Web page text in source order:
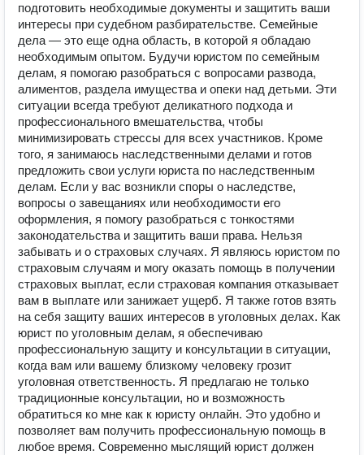
подготовить необходимые документы и защитить ваши
интересы при судебном разбирательстве. Семейные
дела — это еще одна область, в которой я обладаю
необходимым опытом. Будучи юристом по семейным
делам, я помогаю разобраться с вопросами развода,
алиментов, раздела имущества и опеки над детьми. Эти
ситуации всегда требуют деликатного подхода и
профессионального вмешательства, чтобы
минимизировать стрессы для всех участников. Кроме
того, я занимаюсь наследственными делами и готов
предложить свои услуги юриста по наследственным
делам. Если у вас возникли споры о наследстве,
вопросы о завещаниях или необходимости его
оформления, я помогу разобраться с тонкостями
законодательства и защитить ваши права. Нельзя
забывать и о страховых случаях. Я являюсь юристом по
страховым случаям и могу оказать помощь в получении
страховых выплат, если страховая компания отказывает
вам в выплате или занижает ущерб. Я также готов взять
на себя защиту ваших интересов в уголовных делах. Как
юрист по уголовным делам, я обеспечиваю
профессиональную защиту и консультации в ситуации,
когда вам или вашему близкому человеку грозит
уголовная ответственность. Я предлагаю не только
традиционные консультации, но и возможность
обратиться ко мне как к юристу онлайн. Это удобно и
позволяет вам получить профессиональную помощь в
любое время. Современно мыслящий юрист должен